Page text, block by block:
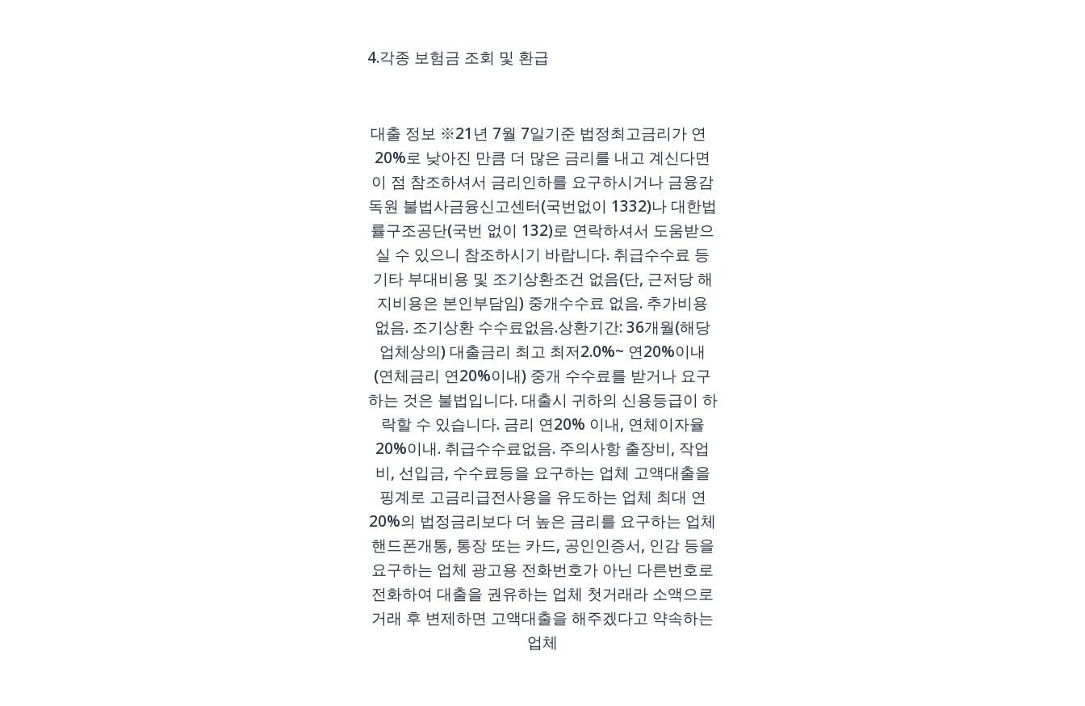
4.각종 보험금 조회 및 환급
대출 정보 ※21년 7월 7일기준 법정최고금리가 연
20%로 낮아진 만큼 더 많은 금리를 내고 계신다면
이 점 참조하셔서 금리인하를 요구하시거나 금융감
독원 불법사금융신고센터(국번없이 1332)나 대한법
률구조공단(국번 없이 132)로 연락하셔서 도움받으
실 수 있으니 참조하시기 바랍니다. 취급수수료 등
기타 부대비용 및 조기상환조건 없음(단, 근저당 해
지비용은 본인부담임) 중개수수료 없음. 추가비용
없음. 조기상환 수수료없음.상환기간: 36개월(해당
업체상의) 대출금리 최고 최저2.0%~ 연20%이내
(연체금리 연20%이내) 중개 수수료를 받거나 요구
하는 것은 불법입니다. 대출시 귀하의 신용등급이 하
락할 수 있습니다. 금리 연20% 이내, 연체이자율
20%이내. 취급수수료없음. 주의사항 출장비, 작업
비, 선입금, 수수료등을 요구하는 업체 고액대출을
핑계로 고금리급전사용을 유도하는 업체 최대 연
20%의 법정금리보다 더 높은 금리를 요구하는 업체
핸드폰개통, 통장 또는 카드, 공인인증서, 인감 등을
요구하는 업체 광고용 전화번호가 아닌 다른번호로
전화하여 대출을 권유하는 업체 첫거래라 소액으로
거래 후 변제하면 고액대출을 해주겠다고 약속하는
업체